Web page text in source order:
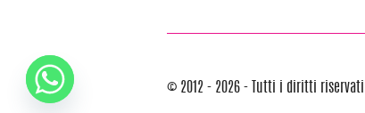
© 2012 - 2026 - Tutti i diritti riservati |